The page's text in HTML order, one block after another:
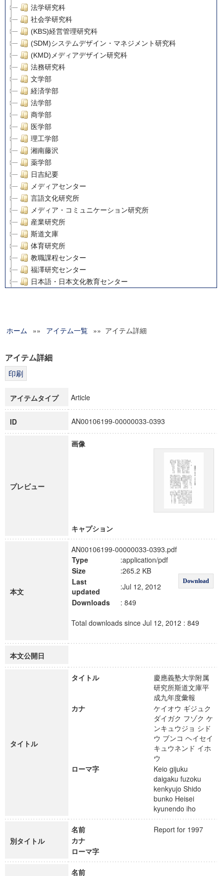
法学研究科
社会学研究科
(KBS)経営管理研究科
(SDM)システムデザイン・マネジメント研究科
(KMD)メディアデザイン研究科
法務研究科
文学部
経済学部
法学部
商学部
医学部
理工学部
湘南藤沢
薬学部
日吉紀要
メディアセンター
言語文化研究所
メディア・コミュニケーション研究所
産業研究所
斯道文庫
体育研究所
教職課程センター
福澤研究センター
日本語・日本文化教育センター
グローバルリサーチインスティテュート
科学研究費補助金研究成果報告書
博士課程教育リーディングプログラム「超成熟社会発展のサ
ホーム »» アイテム一覧 »» アイテム詳細
アイテム詳細
アイテムタイプ Article
ID AN00106199-00000033-0393
プレビュー
画像
キャプション
本文
AN00106199-00000033-0393.pdf
Type
:application/pdf
Download
Size
:265.2 KB
Last
updated
:Jul 12, 2012
Downloads
: 849
Total downloads since Jul 12, 2012 : 849
本文公開日
タイトル
タイトル
慶應義塾大学附属
研究所斯道文庫平
成九年度彙報
カナ
ケイオウ ギジュク
ダイガク フゾク ケ
ンキュウジョ シド
ウ ブンコ ヘイセイ
キュウネンド イホ
ウ
ローマ字
Keio gijuku
daigaku fuzoku
kenkyujo Shido
bunko Heisei
kyunendo iho
別タイトル
名前
Report for 1997
カナ
ローマ字
名前